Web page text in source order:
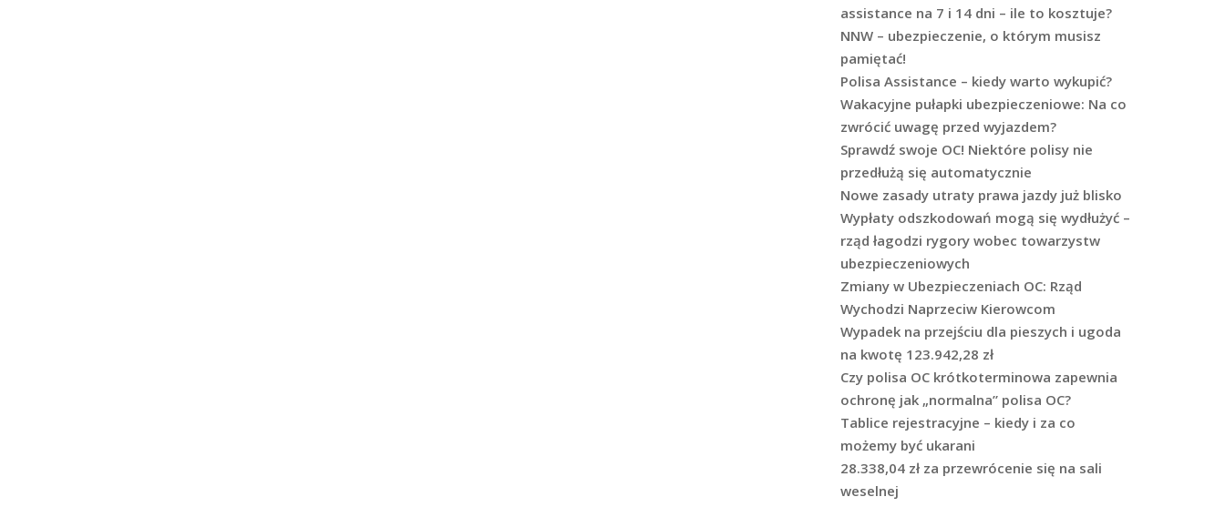
assistance na 7 i 14 dni – ile to kosztuje?
NNW – ubezpieczenie, o którym musisz
pamiętać!
Polisa Assistance – kiedy warto wykupić?
Wakacyjne pułapki ubezpieczeniowe: Na co
zwrócić uwagę przed wyjazdem?
Sprawdź swoje OC! Niektóre polisy nie
przedłużą się automatycznie
Nowe zasady utraty prawa jazdy już blisko
Wypłaty odszkodowań mogą się wydłużyć –
rząd łagodzi rygory wobec towarzystw
ubezpieczeniowych
Zmiany w Ubezpieczeniach OC: Rząd
Wychodzi Naprzeciw Kierowcom
Wypadek na przejściu dla pieszych i ugoda
na kwotę 123.942,28 zł
Czy polisa OC krótkoterminowa zapewnia
ochronę jak „normalna” polisa OC?
Tablice rejestracyjne – kiedy i za co
możemy być ukarani
28.338,04 zł za przewrócenie się na sali
weselnej